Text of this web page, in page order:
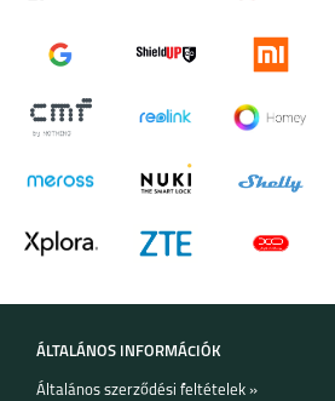
REALME 8I REALME C11
ÁLTALÁNOS INFORMÁCIÓK
Általános szerződési feltételek »